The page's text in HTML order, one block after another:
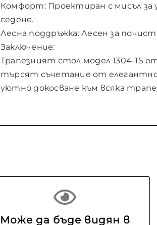
Комфорт: Проектиран с мисъл
седене.
Лесна поддръжка: Лесен за
Заключение:
Трапезният стол модел 1304-1S
търсят съчетание от
уютно докосване към всяка
Може да бъде видян в